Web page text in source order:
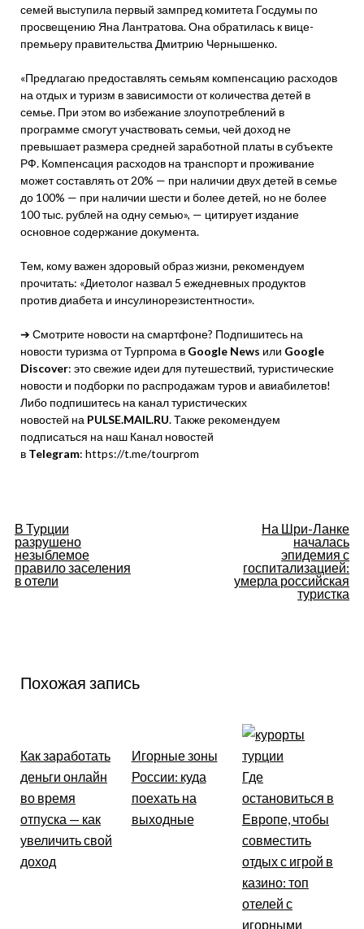
семей выступила первый зампред комитета Госдумы по
просвещению Яна Лантратова. Она обратилась к вице-
премьеру правительства Дмитрию Чернышенко.
«Предлагаю предоставлять семьям компенсацию расходов
на отдых и туризм в зависимости от количества детей в
семье. При этом во избежание злоупотреблений в
программе смогут участвовать семьи, чей доход не
превышает размера средней заработной платы в субъекте
РФ. Компенсация расходов на транспорт и проживание
может составлять от 20% — при наличии двух детей в семье
до 100% — при наличии шести и более детей, но не более
100 тыс. рублей на одну семью», — цитирует издание
основное содержание документа.
Тем, кому важен здоровый образ жизни, рекомендуем
прочитать: «Диетолог назвал 5 ежедневных продуктов
против диабета и инсулинорезистентности».
➔ Смотрите новости на смартфоне? Подпишитесь на
новости туризма от Турпрома в Google News или Google
Discover: это свежие идеи для путешествий, туристические
новости и подборки по распродажам туров и авиабилетов!
Либо подпишитесь на канал туристических
новостей на PULSE.MAIL.RU. Также рекомендуем
подписаться на наш Канал новостей
в Telegram: https://t.me/tourprom
Навигация
по
записям
В Турции
разрушено
незыблемое
правило заселения
в отели
На Шри-Ланке
началась
эпидемия с
госпитализацией:
умерла российская
туристка
Похожая запись
Как заработать
деньги онлайн
во время
отпуска — как
увеличить свой
доход
Игорные зоны
России: куда
поехать на
выходные
Где
остановиться в
Европе, чтобы
совместить
отдых с игрой в
казино: топ
отелей с
игорными